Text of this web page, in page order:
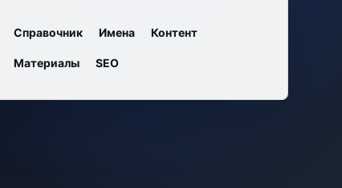
Справочник Имена Контент
Материалы SEO